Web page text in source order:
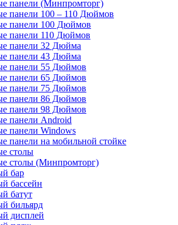
панели (Минпромторг)
панели 100 – 110 Дюймов
панели 100 Дюймов
панели 110 Дюймов
панели 32 Дюйма
панели 43 Дюйма
панели 55 Дюймов
панели 65 Дюймов
панели 75 Дюймов
панели 86 Дюймов
панели 98 Дюймов
панели Android
панели Windows
панели на мобильной стойке
столы
столы (Минпромторг)
бар
бассейн
батут
бильярд
дисплей